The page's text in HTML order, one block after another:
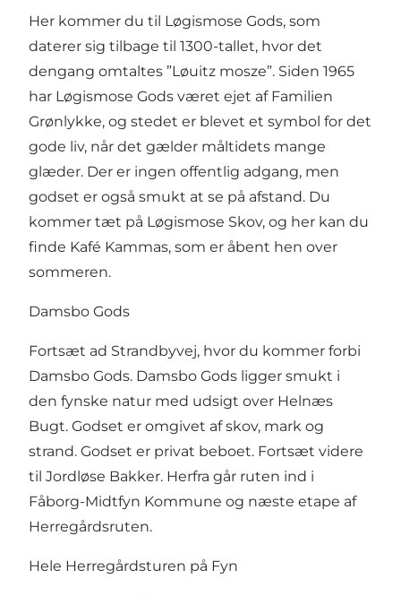
Her kommer du til Løgismose Gods, som
daterer sig tilbage til 1300-tallet, hvor det
dengang omtaltes ”Løuitz mosze”. Siden 1965
har Løgismose Gods været ejet af Familien
Grønlykke, og stedet er blevet et symbol for det
gode liv, når det gælder måltidets mange
glæder. Der er ingen offentlig adgang, men
godset er også smukt at se på afstand. Du
kommer tæt på Løgismose Skov, og her kan du
finde Kafé Kammas, som er åbent hen over
sommeren.
Damsbo Gods
Fortsæt ad Strandbyvej, hvor du kommer forbi
Damsbo Gods. Damsbo Gods ligger smukt i
den fynske natur med udsigt over Helnæs
Bugt. Godset er omgivet af skov, mark og
strand. Godset er privat beboet. Fortsæt videre
til Jordløse Bakker. Herfra går ruten ind i
Fåborg-Midtfyn Kommune og næste etape af
Herregårdsruten.
Hele Herregårdsturen på Fyn